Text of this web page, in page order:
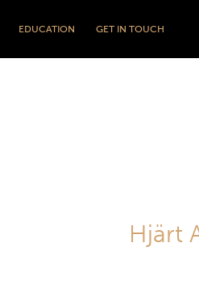
EDUCATION GET IN TOUCH
Hjärt